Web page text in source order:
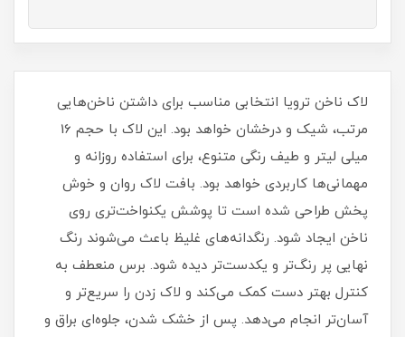
لاک ناخن ترویا انتخابی مناسب برای داشتن ناخن‌هایی
مرتب، شیک و درخشان خواهد بود. این لاک با حجم 16
میلی‌ لیتر و طیف رنگی متنوع، برای استفاده روزانه و
مهمانی‌ها کاربردی خواهد بود. بافت لاک روان و خوش‌
پخش طراحی شده است تا پوشش یکنواخت‌تری روی
ناخن ایجاد شود. رنگدانه‌های غلیظ باعث می‌شوند رنگ
نهایی پر رنگ‌تر و یکدست‌تر دیده شود. برس منعطف به
کنترل بهتر دست کمک می‌کند و لاک زدن را سریع‌تر و
آسان‌تر انجام می‌دهد. پس از خشک شدن، جلوه‌ای براق و